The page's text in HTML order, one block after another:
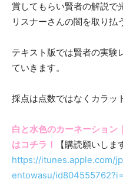
賞してもらい賢者の解説で
リスナーさんの闇を取り払
テキスト版では賢者の実験
ていきます。
採点は点数ではなくカラッ
白と水色のカーネーショ
はコチラ！
【購読願いしま
https://itunes.apple.com/
entowasu/